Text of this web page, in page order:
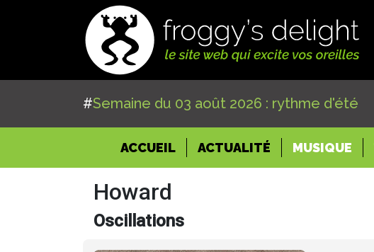
#Semaine du 03 août 2026 : rythme d'été
ACCUEIL(CURRENT)
ACTUALITÉ MUSIQUE
Howard
Oscillations